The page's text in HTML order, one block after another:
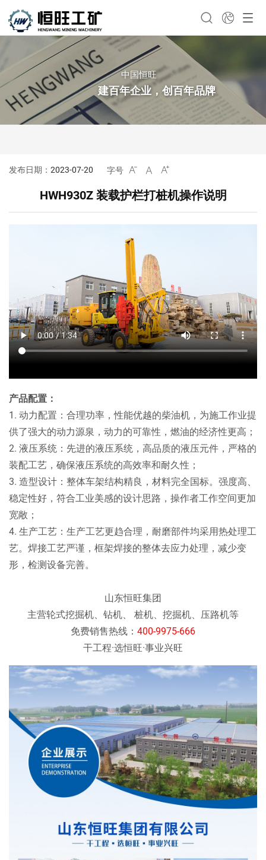
中国恒旺
建百年企业，创百年品牌
发布日期： 2023-07-20 字号   
HWH930Z 装载护栏打桩机操作说明
产品配置：
1. 动力配置：合理功率，性能优越的柴油机，为施工作业提
供了强大的动力源泉，动力的可靠性，燃油的经济性更高；
2. 液压系统：先进的液压系统，高品质的液压元件，严格的
装配工艺，确保液压系统的高效率和耐久性；
3. 造型设计：整体车架结构精良，材料完全国标。强度高、
稳定性好，符合工业美感的设计思路，操作者工作空间更加
宽敞；
4. 生产工艺：生产工艺更趋合理，耐磨部件均采用热处理工
艺。焊接工艺严谨，框架焊接的整体去应力处理，减少变
形，检测设备完善。
山东恒旺集团
主营轮式挖掘机、钻机、 桩机、挖掘机、压路机等
免费销售热线： 400-9975-666
干工程·选恒旺·事业兴旺